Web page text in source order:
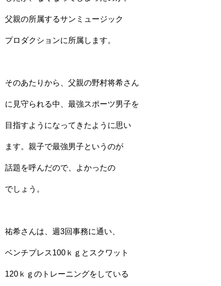
父親の所属するサンミュージック
プロダクションに所属します。
そのあたりから、父親の野村将希さん
に見守られる中、最強スポーツ男子を
目指すようになってきたように思い
ます。親子で最強男子というのが
話題を呼んだので、よかったの
でしょう。
祐希さんは、週3回事務に通い、
ベンチプレス100ｋｇとスクワット
120ｋｇのトレーニングをしている